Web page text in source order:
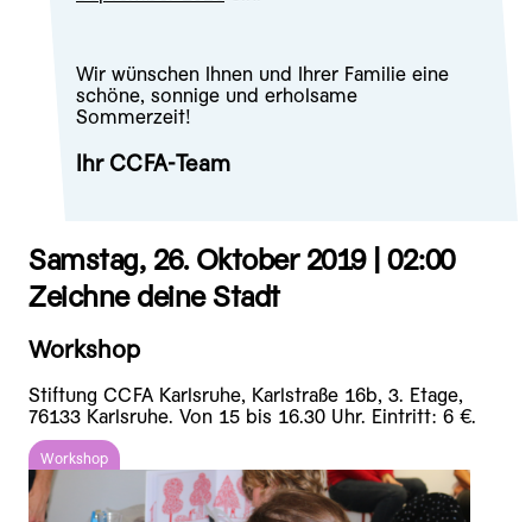
Wir wünschen Ihnen und Ihrer Familie eine
schöne, sonnige und erholsame
Sommerzeit!
Ihr CCFA-Team
Samstag, 26. Oktober 2019 | 02:00
Zeichne deine Stadt
Workshop
Stiftung CCFA Karlsruhe, Karlstraße 16b, 3. Etage,
76133 Karlsruhe. Von 15 bis 16.30 Uhr. Eintritt: 6 €.
Workshop